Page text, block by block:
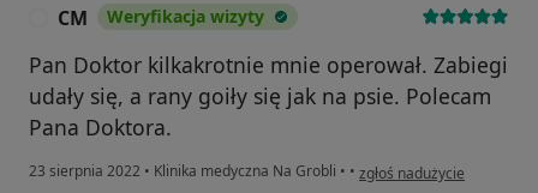
CM Weryfikacja wizyty
Pan Doktor kilkakrotnie mnie operował. Zabiegi
udały się, a rany goiły się jak na psie. Polecam
Pana Doktora.
23 sierpnia 2022 • Klinika medyczna Na Grobli • • w opinii użytkownika CM
zgłoś nadużycie